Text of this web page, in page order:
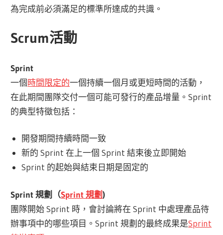
為完成前必須滿足的標準所達成的共識。
Scrum活動
Sprint
一個時間限定的一個持續一個月或更短時間的活動，
在此期間團隊交付一個可能可發行的產品增量。Sprint
的典型特徵包括：
開發期間持續時間一致
新的 Sprint 在上一個 Sprint 結束後立即開始
Sprint 的起始與結束日期是固定的
Sprint 規劃（Sprint 規劃)
團隊開始 Sprint 時，會討論將在 Sprint 中處理產品待
辦事項中的哪些項目。Sprint 規劃的最終成果是Sprint